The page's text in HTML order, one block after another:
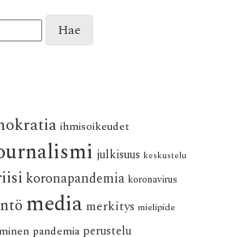
ihmisoikeudet
julkisuus keskustelu
koronapandemia koronavirus
media merkitys mielipide
pandemia perustelu